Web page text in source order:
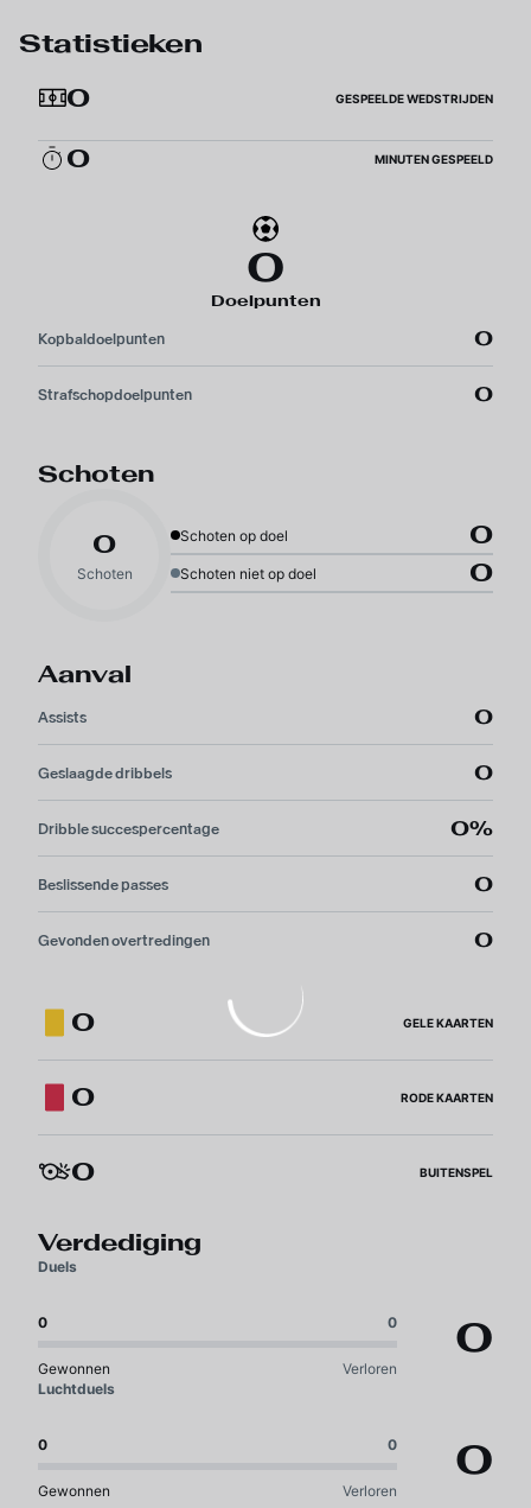
Statistieken
0
GESPEELDE WEDSTRIJDEN
0 MINUTEN GESPEELD
0
Doelpunten
Kopbaldoelpunten 0
Strafschopdoelpunten 0
Schoten
0
Schoten
Schoten op doel 0
Schoten niet op doel 0
Aanval
Assists 0
Geslaagde dribbels 0
Dribble succespercentage 0%
Beslissende passes 0
Gevonden overtredingen 0
0 GELE KAARTEN
0 RODE KAARTEN
0 BUITENSPEL
Verdediging
Duels
0 0
Gewonnen Verloren
0
Luchtduels
0 0
Gewonnen Verloren
0